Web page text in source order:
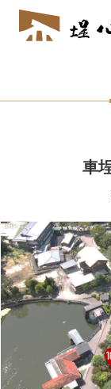
車